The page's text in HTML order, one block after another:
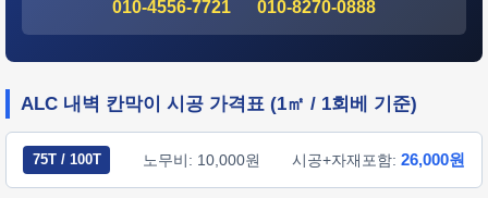
010-4556-7721 010-8270-0888
ALC 내벽 칸막이 시공 가격표 (1㎡ / 1회베 기준)
75T / 100T 노무비: 10,000원 시공+자재포함: 26,000원